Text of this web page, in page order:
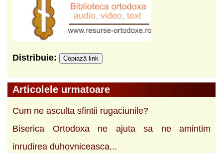
Distribuie: Copiază link
Articolele urmatoare
Cum ne asculta sfintii rugaciunile?
Biserica Ortodoxa ne ajuta sa ne amintim
inrudirea duhovniceasca...